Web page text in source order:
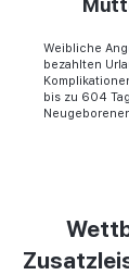
Weibliche
bezahlten
bis zu 604